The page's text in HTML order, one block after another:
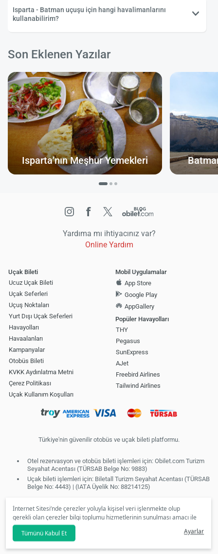
İnternet Sitesi’nde çerezler yoluyla kişisel veri işlenmekte olup
gerekli olan çerezler bilgi toplumu hizmetlerinin sunulması amacı ile
kullanılmaktadır. Tercihleriniz doğrultusunda size özel
kişiselleştirilmiş çerezleri ve özel kampanyaları
seçeneğine
tıklamanız halinde kullanımınıza sunamayacağız.
Tümünü Kabul Et Ayarlar
Isparta - Batman uçuşu için hangi havalimanlarını
kullanabilirim?
Son Eklenen Yazılar
Isparta’nın Meşhur Yemekleri
Yardıma mı ihtiyacınız var?
Online Yardım
Uçak Bileti
Ucuz Uçak Bileti
Uçak Seferleri
Uçuş Noktaları
Yurt Dışı Uçak Seferleri
Havayolları
Havaalanları
Kampanyalar
Otobüs Bileti
KVKK Aydınlatma Metni
Çerez Politikası
Uçak Kullanım Koşulları
Mobil Uygulamalar
App Store
Google Play
AppGallery
Popüler Havayolları
THY
Pegasus
SunExpress
AJet
Freebird Airlines
Tailwind Airlines
Türkiye'nin güvenilir otobüs ve uçak bileti platformu.
Otel rezervasyon ve otobüs bileti işlemleri için: Obilet.com Turizm
Seyahat Acentası (TÜRSAB Belge No: 9883)
Uçak bileti işlemleri için: Biletall Turizm Seyahat Acentası (TÜRSAB
Belge No: 4443) | (IATA Üyelik No: 88214125)